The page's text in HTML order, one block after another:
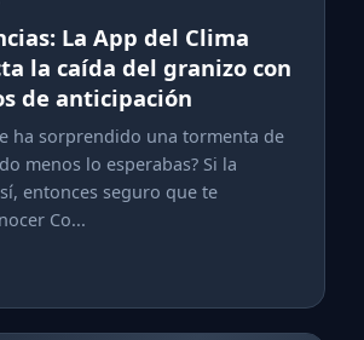
La App del Clima
la caída del granizo con
de anticipación
ha sorprendido una tormenta de
menos lo esperabas? Si la
entonces seguro que te
Co...